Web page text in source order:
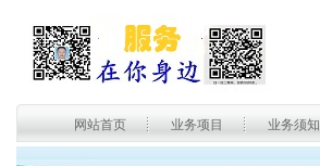
网站首页 业务项目 业务须知